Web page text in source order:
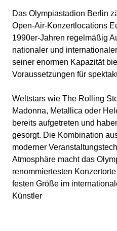
Das Olympiastadion Berlin
Open‑Air‑Konzertlocations
1990er‑Jahren regelmäßig
nationaler und
seiner enormen Kapazität
Voraussetzungen für
Weltstars wie The Rolling
Madonna, Metallica oder
bereits aufgetreten und
gesorgt. Die Kombination
moderner
Atmosphäre macht das
renommiertesten
festen Größe im
Künstler